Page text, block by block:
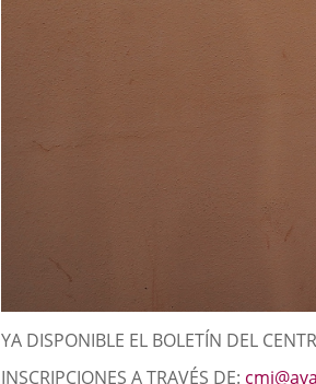
Descripción
YA DISPONIBLE EL BOLETÍN DEL
INSCRIPCIONES A TRAVÉS DE: